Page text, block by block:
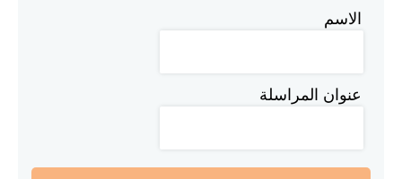
الاسم
عنوان المراسلة